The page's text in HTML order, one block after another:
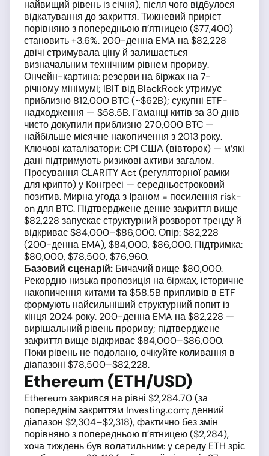
найвищий рівень із січня), після чого відбулося
відкатування до закриття. Тижневий приріст
порівняно з попередньою п’ятницею ($77,400)
становить +3.6%. 200-денна EMA на $82,228
двічі стримувала ціну й залишається
визначальним технічним рівнем прориву.
Ончейн-картина: резерви на біржах на 7-
річному мінімумі; IBIT від BlackRock утримує
приблизно 812,000 BTC (~$62B); сукупні ETF-
надходження — $58.5B. Гаманці китів за 30 днів
чисто докупили приблизно 270,000 BTC —
найбільше місячне накопичення з 2013 року.
Ключові каталізатори: CPI США (вівторок) — м’які
дані підтримують ризикові активи загалом.
Просування CLARITY Act (регуляторної рамки
для крипто) у Конгресі — середньостроковий
позитив. Мирна угода з Іраном = посилення risk-
on для BTC. Підтверджене денне закриття вище
$82,228 запускає структурний розворот тренду й
відкриває $84,000–$86,000. Опір: $82,228
(200-денна EMA), $84,000, $86,000. Підтримка:
$80,000, $78,500, $76,960.
Базовий сценарій: Бичачий вище $80,000.
Рекордно низька пропозиція на біржах, історичне
накопичення китами та $58.5B припливів в ETF
формують найсильніший структурний попит із
кінця 2024 року. 200-денна EMA на $82,228 —
вирішальний рівень прориву; підтверджене
закриття вище відкриває $84,000–$86,000.
Поки рівень не подолано, очікуйте коливання в
діапазоні $78,500–$82,228.
Ethereum (ETH/USD)
Ethereum закрився на рівні $2,284.70 (за
попереднім закриттям Investing.com; денний
діапазон $2,304–$2,318), фактично без змін
порівняно з попередньою п’ятницею ($2,284),
хоча тиждень був волатильним: у середу ETH зріс